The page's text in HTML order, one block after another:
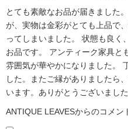
とても素敵なお品が届きました
が、実物は金彩がとても上品で
ってしまいました。 状態も良く
お品です。 アンティーク家具と
雰囲気が華やかになりました。
した。またご縁がありましたら
います。ありがとうございました
ANTIQUE LEAVESからのコメン